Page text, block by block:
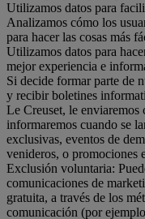
Utilizamos datos para
Analizamos cómo los
para hacer las cosas más
Utilizamos datos para
mejor experiencia e
Si decide formar parte de
y recibir boletines
Le Creuset, le enviaremos
informaremos cuando se
exclusivas, eventos de
venideros, o promociones
Exclusión voluntaria:
comunicaciones de
gratuita, a través de los
comunicación (por